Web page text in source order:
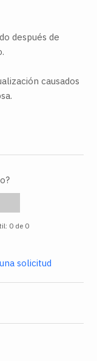
después de
causados
0 de 0
solicitud